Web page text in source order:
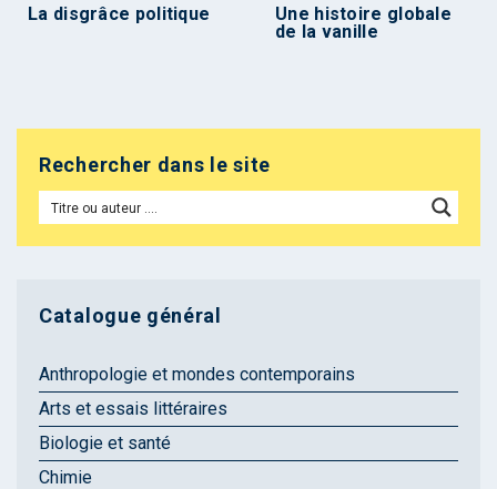
La disgrâce politique
Une histoire globale
de la vanille
Rechercher dans le site
Catalogue général
Anthropologie et mondes contemporains
Arts et essais littéraires
Biologie et santé
Chimie